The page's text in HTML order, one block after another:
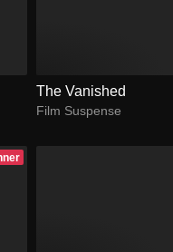
The Vanished
Film Suspense